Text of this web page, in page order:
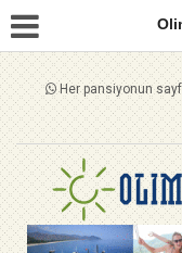
Her pansiyonun